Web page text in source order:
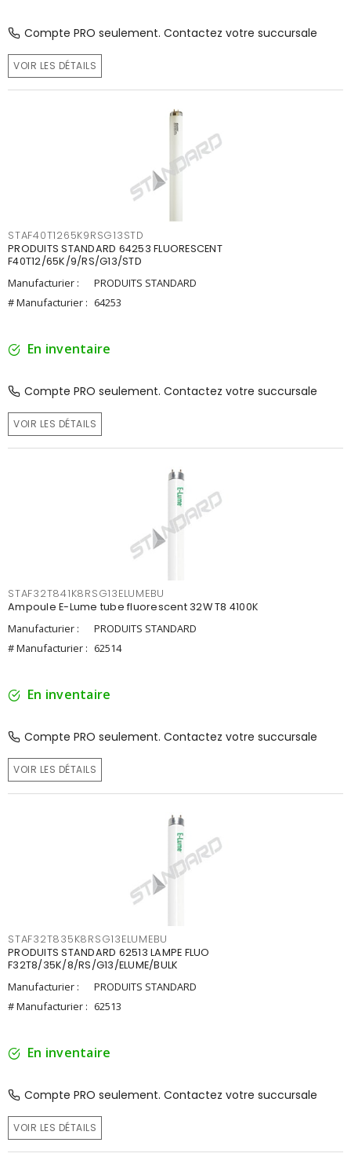
Compte PRO seulement. Contactez votre succursale
VOIR LES DÉTAILS
STAF40T1265K9RSG13STD
PRODUITS STANDARD 64253 FLUORESCENT
F40T12/65K/9/RS/G13/STD
Manufacturier :
PRODUITS STANDARD
# Manufacturier : 64253
En inventaire
Compte PRO seulement. Contactez votre succursale
VOIR LES DÉTAILS
STAF32T841K8RSG13ELUMEBU
Ampoule E-Lume tube fluorescent 32W T8 4100K
Manufacturier :
PRODUITS STANDARD
# Manufacturier : 62514
En inventaire
Compte PRO seulement. Contactez votre succursale
VOIR LES DÉTAILS
STAF32T835K8RSG13ELUMEBU
PRODUITS STANDARD 62513 LAMPE FLUO
F32T8/35K/8/RS/G13/ELUME/BULK
Manufacturier :
PRODUITS STANDARD
# Manufacturier : 62513
En inventaire
Compte PRO seulement. Contactez votre succursale
VOIR LES DÉTAILS